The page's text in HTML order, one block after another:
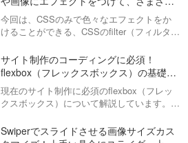
な表現をしてみましょう！
今回は、CSSのみで色々なエフェクトをか
けることができる、CSSのfilter（フィルタ
のプロパティは・blur（ぼかし）・
brightness（明るさ）・c…
サイト制作のコーディングに必須！
flexbox（フレックスボックス）の基礎的
な書き方や考え方を学びましょう！
現在のサイト制作に必須のflexbox（フレッ
クスボックス）について解説しています。・
るのか？・align-itemsとは？justify-co…
Swiperでスライドさせる画像サイズカス